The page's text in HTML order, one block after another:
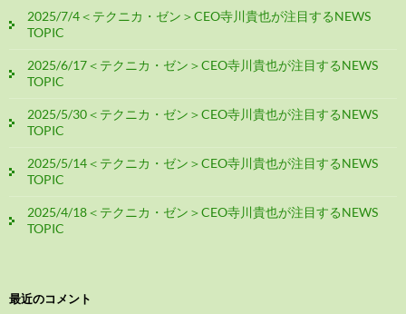
2025/7/4＜テクニカ・ゼン＞CEO寺川貴也が注目するNEWS
TOPIC
2025/6/17＜テクニカ・ゼン＞CEO寺川貴也が注目するNEWS
TOPIC
2025/5/30＜テクニカ・ゼン＞CEO寺川貴也が注目するNEWS
TOPIC
2025/5/14＜テクニカ・ゼン＞CEO寺川貴也が注目するNEWS
TOPIC
2025/4/18＜テクニカ・ゼン＞CEO寺川貴也が注目するNEWS
TOPIC
最近のコメント